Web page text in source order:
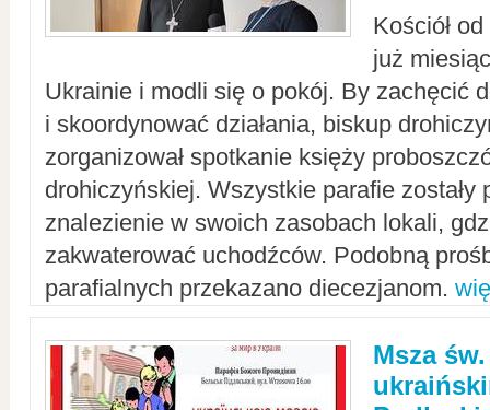
Kościół
już
Ukrainie i modli się o pokój. By zachęcić
i skoordynować działania, biskup
zorganizował spotkanie księży
drohiczyńskiej. Wszystkie parafie zostały
znalezienie w swoich zasobach lokali,
zakwaterować uchodźców. Podobną
parafialnych przekazano diecezjanom.
Msza